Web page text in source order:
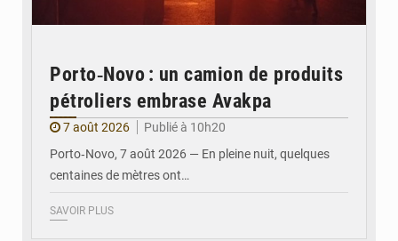
Porto‑Novo : un camion de produits
pétroliers embrase Avakpa
7 août 2026
Publié à 10h20
Porto‑Novo, 7 août 2026 — En pleine nuit, quelques
centaines de mètres ont…
SAVOIR PLUS